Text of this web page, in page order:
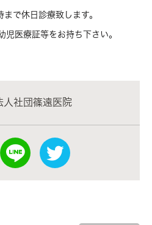
で休日診療致します。
医療証等をお持ち下さい。
人社団篠遠医院